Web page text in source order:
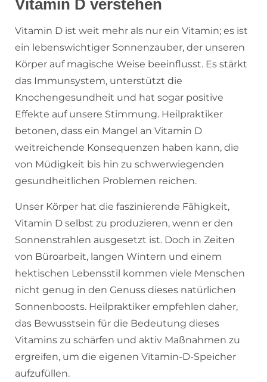
Vitamin D verstehen
Vitamin D ist weit mehr als nur ein Vitamin; es ist
ein lebenswichtiger Sonnenzauber, der unseren
Körper auf magische Weise beeinflusst. Es stärkt
das Immunsystem, unterstützt die
Knochengesundheit und hat sogar positive
Effekte auf unsere Stimmung. Heilpraktiker
betonen, dass ein Mangel an Vitamin D
weitreichende Konsequenzen haben kann, die
von Müdigkeit bis hin zu schwerwiegenden
gesundheitlichen Problemen reichen.
Unser Körper hat die faszinierende Fähigkeit,
Vitamin D selbst zu produzieren, wenn er den
Sonnenstrahlen ausgesetzt ist. Doch in Zeiten
von Büroarbeit, langen Wintern und einem
hektischen Lebensstil kommen viele Menschen
nicht genug in den Genuss dieses natürlichen
Sonnenboosts. Heilpraktiker empfehlen daher,
das Bewusstsein für die Bedeutung dieses
Vitamins zu schärfen und aktiv Maßnahmen zu
ergreifen, um die eigenen Vitamin-D-Speicher
aufzufüllen.